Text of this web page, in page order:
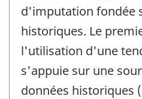
d'imputation fondée
historiques. Le
l'utilisation d'une
s'appuie sur une
données historiques